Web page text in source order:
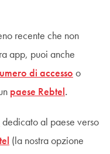
recente che non
app, puoi anche
di accesso o
paese Rebtel .
dedicato al paese verso
(la nostra opzione